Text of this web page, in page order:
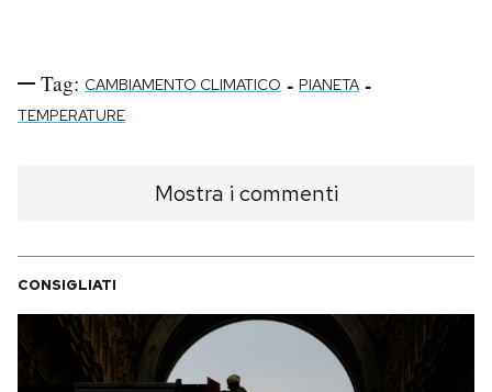
Tag: CAMBIAMENTO CLIMATICO - PIANETA -
TEMPERATURE
Mostra i commenti
CONSIGLIATI